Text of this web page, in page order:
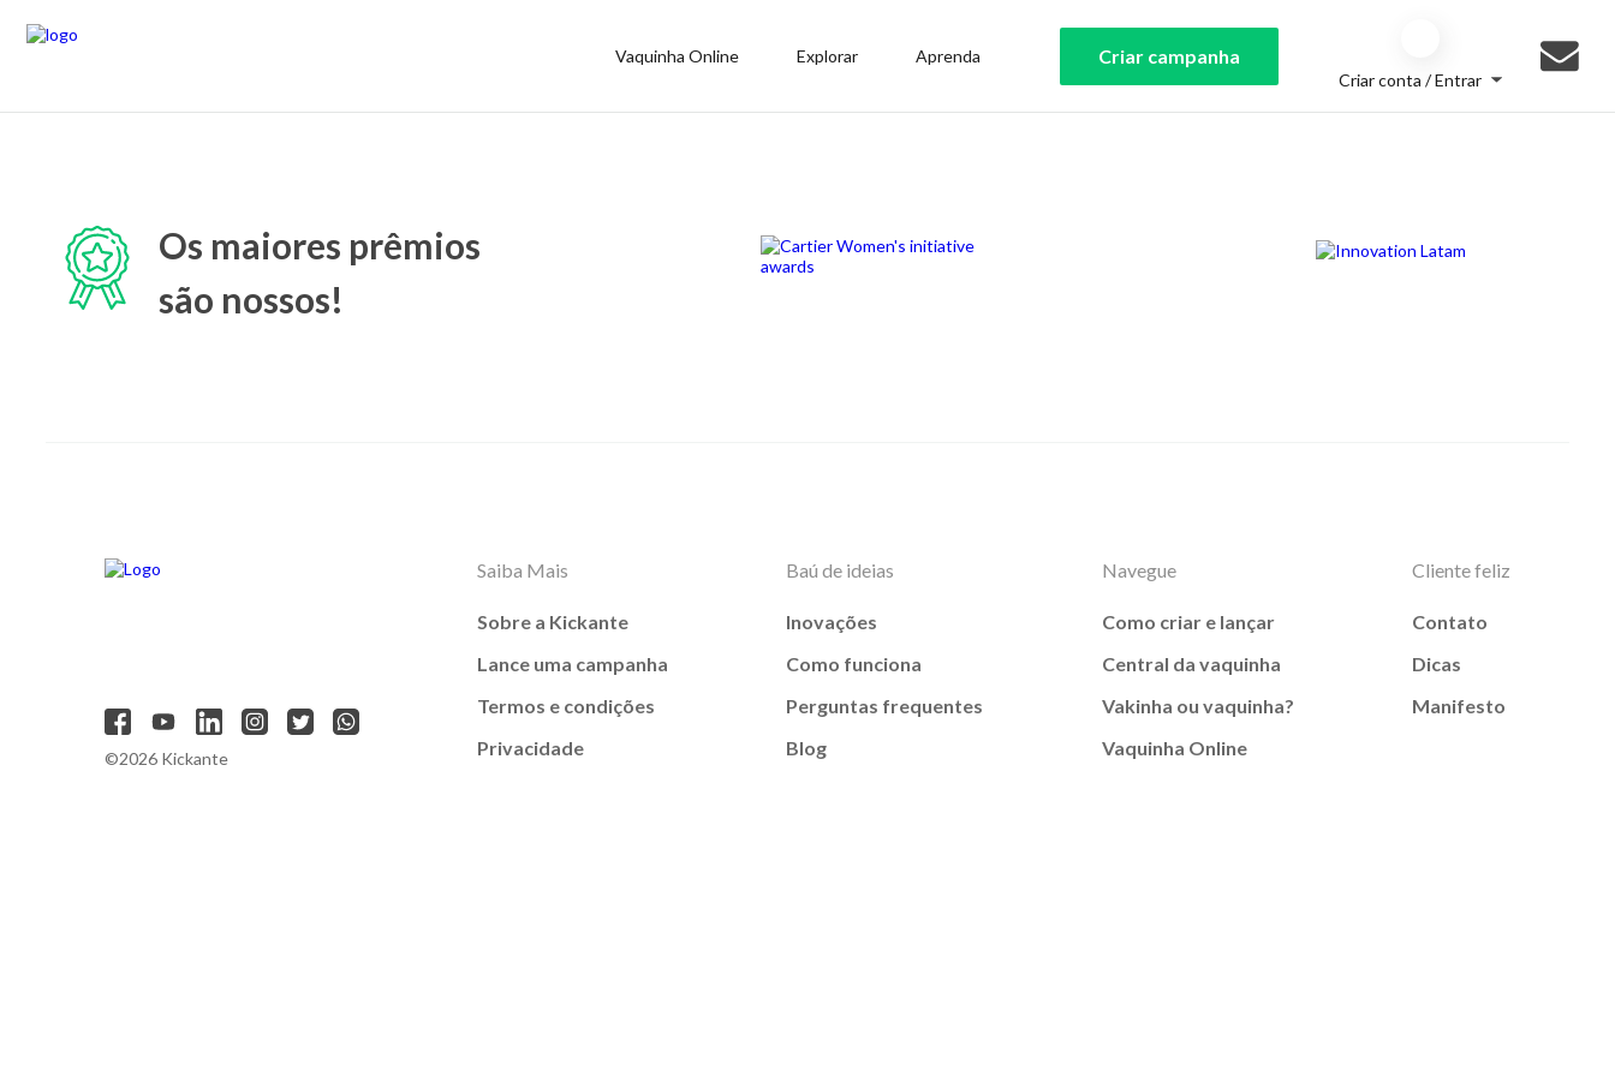
Vaquinha Online Explorar Aprenda Criar campanha
Criar conta / Entrar
Os maiores prêmios
são nossos!
©2026 Kickante
Saiba Mais
Sobre a Kickante
Lance uma campanha
Termos e condições
Privacidade
Baú de ideias
Inovações
Como funciona
Perguntas frequentes
Blog
Navegue
Como criar e lançar
Central da vaquinha
Vakinha ou vaquinha?
Vaquinha Online
Cliente feliz
Contato
Dicas
Manifesto